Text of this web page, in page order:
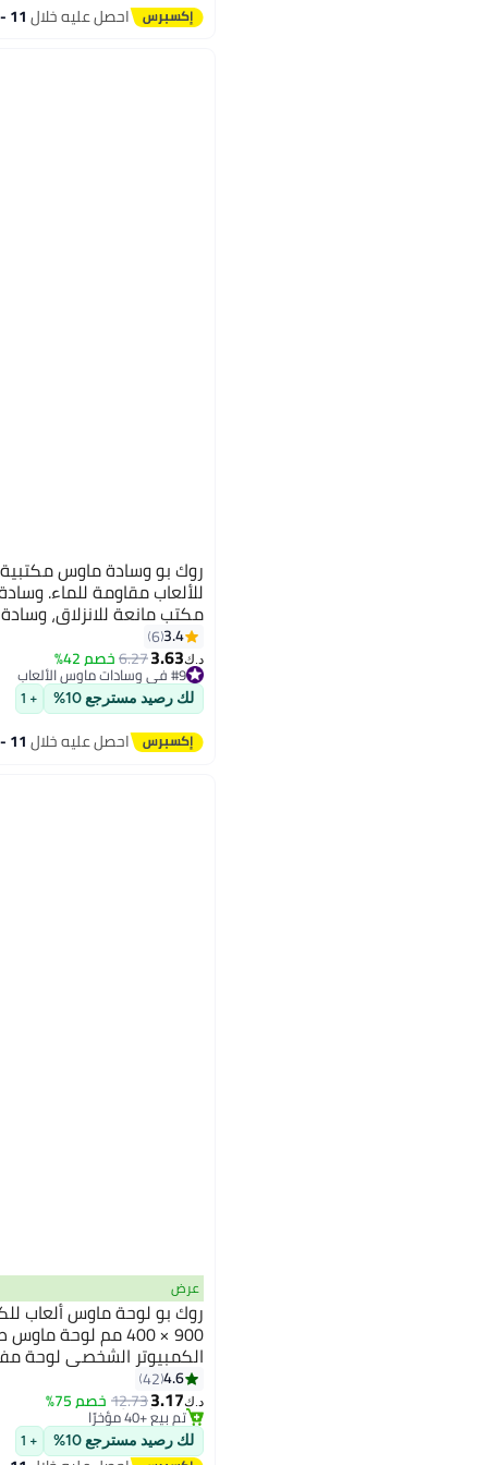
احصل عليه خلال11 - 12 اغسطس
روك بو وسادة ماوس
للألعاب مقاومة للماء.
مكتب مانعة للانزلاق،
سميكة، مناسبة للألعاب
XXL=1200*600*3 مم)
3.4
6
د.ك‏3.63
6.27خصم 42% #9 في وسادات ماوس الألعاب
تم بيع +10 مؤخرًا
#9 في وسادات ماوس الألعاب
لك رصيد مسترجع 10% + 1
احصل عليه خلال11 - 12 اغسطس
عرض
روك بو لوحة ماوس ألعاب
900 × 400 مم لوحة
الكمبيوتر الشخصي لوحة
بسمك 3 مم لوحة ماوس مطاطية سميكة
4.6
42
د.ك‏3.17
12.73خصم 75%
#8 في وسادات ماوس الألعاب
بتخلّص بسرعة
تم بيع +40 مؤخرًا
#8 في وسادات ماوس الألعاب
لك رصيد مسترجع 10% + 1